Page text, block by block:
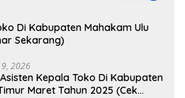
Di Kabupaten Mahakam Ulu
Sekarang)
9, 2026
Kepala Toko Di Kabupaten
Maret Tahun 2025 (Cek